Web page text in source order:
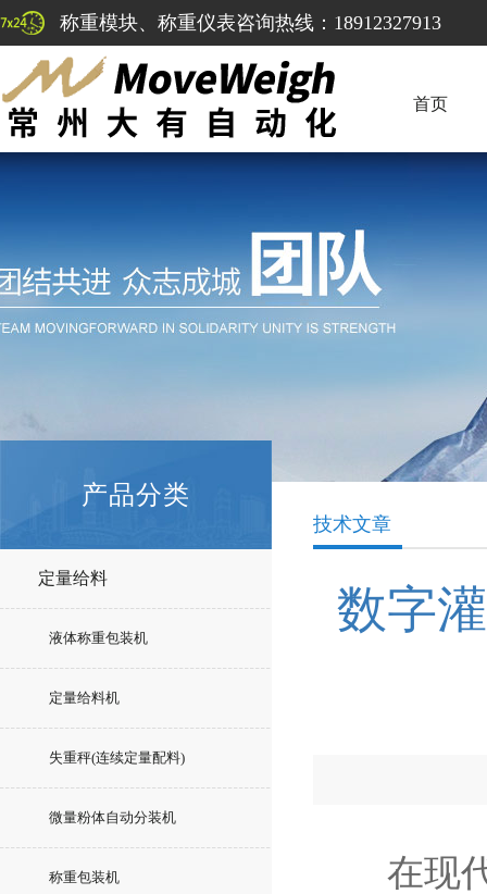
称重模块、称重仪表咨询热线：18912327913
首页
产品分类
定量给料
液体称重包装机
定量给料机
失重秤(连续定量配料)
微量粉体自动分装机
称重包装机
技术文章
数字
在现代